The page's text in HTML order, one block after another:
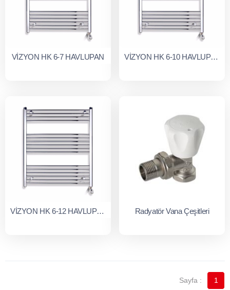
VİZYON HK 6-7 HAVLUPAN VİZYON HK 6-10 HAVLUPAN
VİZYON HK 6-12 HAVLUPAN Radyatör Vana Çeşitleri
1